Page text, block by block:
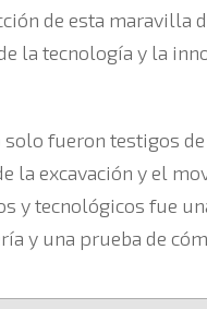
de esta maravilla
la tecnología y la
fueron testigos
la excavación y el
y tecnológicos fue
y una prueba de